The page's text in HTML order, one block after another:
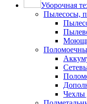
Уборочная
Пылесосы,
Чехлы